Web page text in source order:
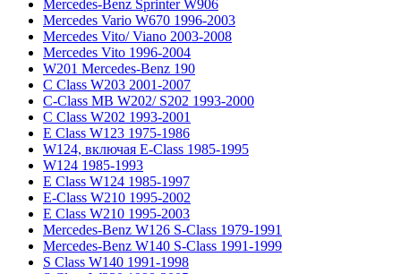
Mercedes-Benz Sprinter W906
Mercedes Vario W670 1996-2003
Mercedes Vito/ Viano 2003-2008
Mercedes Vito 1996-2004
W201 Mercedes-Benz 190
C Class W203 2001-2007
C-Class MB W202/ S202 1993-2000
C Class W202 1993-2001
E Class W123 1975-1986
W124, включая E-Class 1985-1995
W124 1985-1993
E Class W124 1985-1997
E-Class W210 1995-2002
E Class W210 1995-2003
Mercedes-Benz W126 S-Class 1979-1991
Mercedes-Benz W140 S-Class 1991-1999
S Class W140 1991-1998